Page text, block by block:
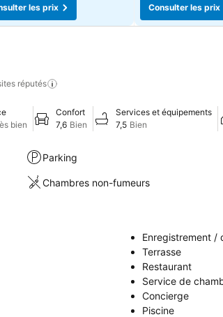
les prix Consulter les prix
réputés
bien
Confort
7,6 Bien
Services et équipements
7,5 Bien
Parking
Chambres non-fumeurs
Enregistrement /
Terrasse
Restaurant
Service de
Concierge
Piscine